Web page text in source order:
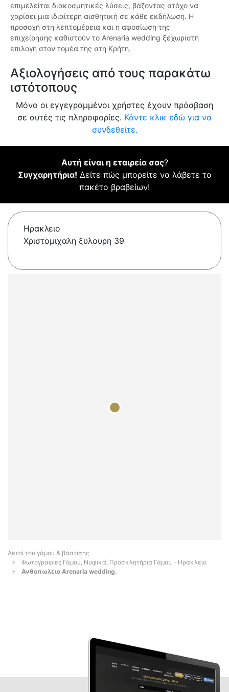
επιμελείται διακοσμητικές λύσεις, βάζοντας στόχο να
χαρίσει μια ιδιαίτερη αισθητική σε κάθε εκδήλωση. Η
προσοχή στη λεπτομέρεια και η αφοσίωση της
επιχείρησης καθιστούν το Arenaria wedding ξεχωριστή
επιλογή στον τομέα της στη Κρήτη.
Αξιολογήσεις από τους παρακάτω
ιστότοπους
Μόνο οι εγγεγραμμένοι χρήστες έχουν πρόσβαση
σε αυτές τις πληροφορίες. Κάντε κλικ εδώ για να
συνδεθείτε.
Αυτή είναι η εταιρεία σας?
Συγχαρητήρια! Δείτε πώς μπορείτε να λάβετε το
πακέτο βραβείων!
Ηρακλειο
Χριστομιχαλη ξυλουρη 39
Αετοί του γάμου & βάπτισης
Φωτογραφίες Γάμου, Νυφικά, Προσκλητήρια Γάμου - Ηρακλειο
Ανθοπωλειο Arenaria wedding.